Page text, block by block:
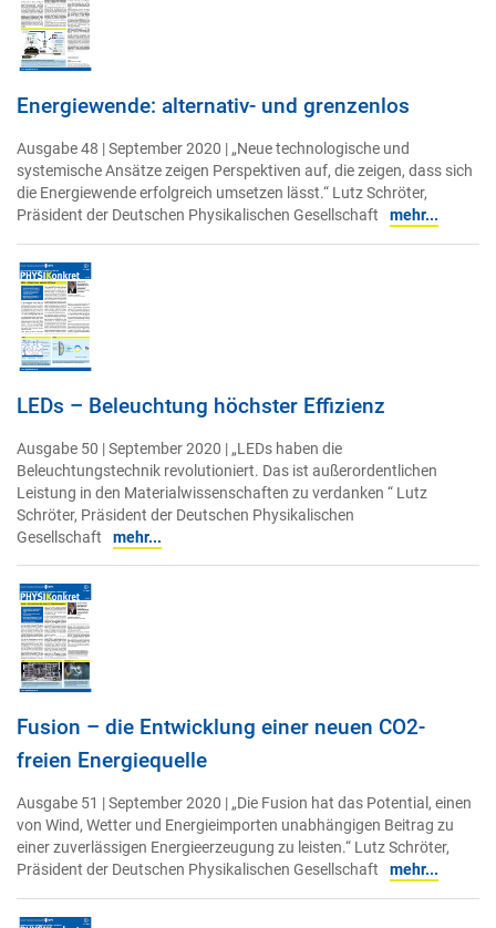
Energiewende: alternativ- und grenzenlos
Ausgabe 48 | September 2020 | „Neue technologische und
systemische Ansätze zeigen Perspektiven auf, die zeigen, dass sich
die Energiewende erfolgreich umsetzen lässt.“ Lutz Schröter,
Präsident der Deutschen Physikalischen Gesellschaft
mehr...
LEDs – Beleuchtung höchster Effizienz
Ausgabe 50 | September 2020 | „LEDs haben die
Beleuchtungstechnik revolutioniert. Das ist außerordentlichen
Leistung in den Materialwissenschaften zu verdanken “ Lutz
Schröter, Präsident der Deutschen Physikalischen
Gesellschaft
mehr...
Fusion – die Entwicklung einer neuen CO2-
freien Energiequelle
Ausgabe 51 | September 2020 | „Die Fusion hat das Potential, einen
von Wind, Wetter und Energieimporten unabhängigen Beitrag zu
einer zuverlässigen Energieerzeugung zu leisten.“ Lutz Schröter,
Präsident der Deutschen Physikalischen Gesellschaft
mehr...